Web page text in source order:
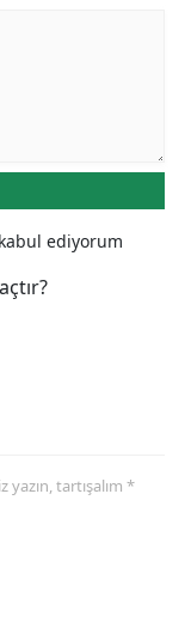
ediyorum
tartışalım *